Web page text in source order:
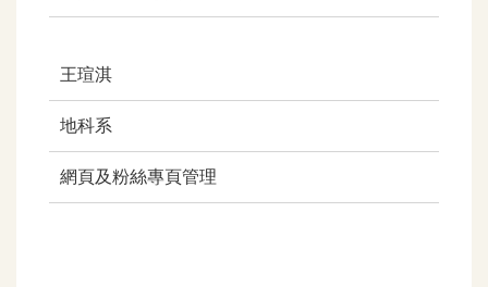
王瑄淇
地科系
網頁及粉絲專頁管理